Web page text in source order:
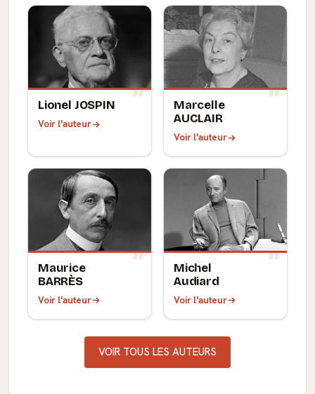
Lionel JOSPIN
Voir l'auteur
Marcelle
AUCLAIR
Voir l'auteur
Maurice
BARRÈS
Voir l'auteur
Michel
Audiard
Voir l'auteur
VOIR TOUS LES AUTEURS